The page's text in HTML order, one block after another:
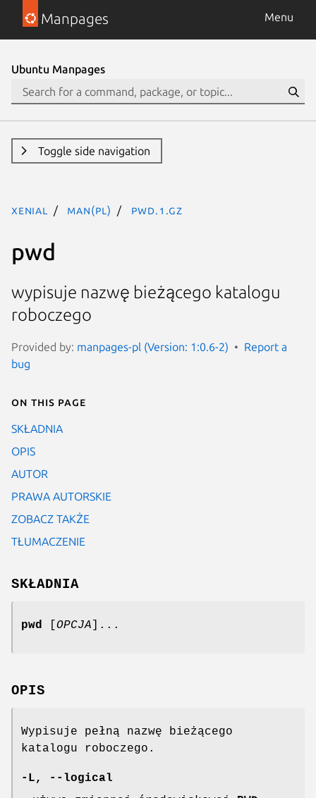
Manpages Menu
Ubuntu Manpages
Toggle side navigation
xenial man(pl) pwd.1.gz
pwd
wypisuje nazwę bieżącego katalogu
roboczego
Provided by: manpages-pl (Version: 1:0.6-2)
Report a
bug
On this page
SKŁADNIA
OPIS
AUTOR
PRAWA AUTORSKIE
ZOBACZ TAKŻE
TŁUMACZENIE
SKŁADNIA
pwd OPCJA ]...
OPIS
Wypisuje pełną nazwę bieżącego
katalogu roboczego.
-L ,
--logical